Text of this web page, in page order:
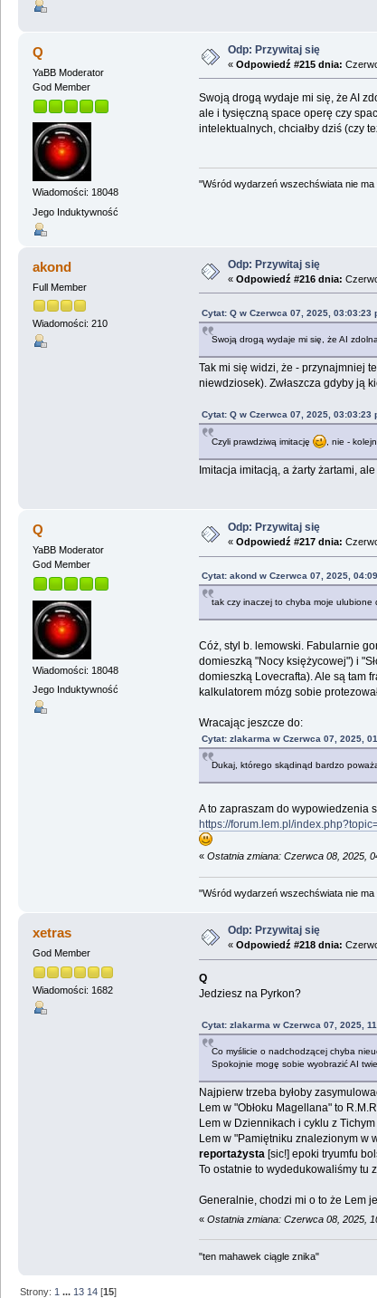
Q
YaBB Moderator
God Member
Wiadomości: 18048
Jego Induktywność
Odp: Przywitaj się
« Odpowiedź #215 dnia:
Swoją drogą wydaje mi się, że AI
ale i tysięczną space operę czy
intelektualnych, chciałby dziś (czy
"Wśród wydarzeń wszechświata nie
akond
Full Member
Wiadomości: 210
Odp: Przywitaj się
« Odpowiedź #216 dnia:
Cytat: Q w Czerwca 07, 2025, 03:03:23
Swoją drogą wydaje mi się, że AI
Tak mi się widzi, że - przynajmniej
niewdziosek). Zwłaszcza gdyby ją
Cytat: Q w Czerwca 07, 2025, 03:03:23
Czyli prawdziwą imitację , nie -
Imitacja imitacją, a żarty żartami,
Q
YaBB Moderator
God Member
Wiadomości: 18048
Jego Induktywność
Odp: Przywitaj się
« Odpowiedź #217 dnia:
Cytat: akond w Czerwca 07, 2025,
tak czy inaczej to chyba moje ulubione
Cóż, styl b. lemowski. Fabularnie
domieszką "Nocy księżycowej") i
domieszką Lovecrafta). Ale są tam
kalkulatorem mózg sobie
Wracając jeszcze do:
Cytat: zlakarma w Czerwca 07, 2025,
Dukaj, którego skądinąd bardzo
A to zapraszam do wypowiedzenia
https://forum.lem.pl/
« Ostatnia zmiana: Czerwca 08, 2025,
"Wśród wydarzeń wszechświata nie
xetras
God Member
Wiadomości: 1682
Odp: Przywitaj się
« Odpowiedź #218 dnia:
Q
Jedziesz na Pyrkon?
Cytat: zlakarma w Czerwca 07, 2025,
Co myślicie o nadchodzącej chyba
Spokojnie mogę sobie wyobrazić AI
Najpierw trzeba byłoby
Lem w "Obłoku Magellana" to
Lem w Dziennikach i cyklu z
Lem w "Pamiętniku znalezionym w
reportażysta[sic!] epoki tryumfu
To ostatnie to wydedukowaliśmy tu
Generalnie, chodzi mi o to że Lem
« Ostatnia zmiana: Czerwca 08, 2025,
"ten mahawek ciągle znika"
Strony: 1 ... 13 14 [15]